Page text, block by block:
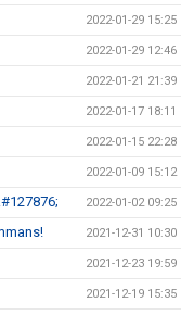
2022-01-29 15:25
2022-01-29 12:46
2022-01-21 21:39
2022-01-17 18:11
2022-01-15 22:28
2022-01-09 15:12
2022-01-02 09:25
2021-12-31 10:30
2021-12-23 19:59
2021-12-19 15:35